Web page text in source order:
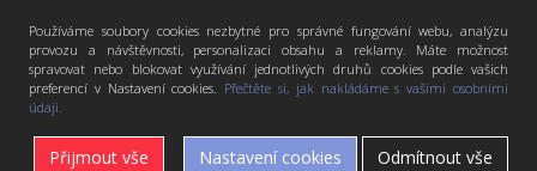
DÁVÁM FOTKÁM DRUHÝ ŽIVOT - PROMĚŇUJI JE V
ORIGINÁLNÍ DÁRKY | TISKNUDARKY.CZ © 2019 - 2026
Používáme soubory cookies nezbytné pro správné fungování webu, analýzu
provozu a návštěvnosti, personalizaci obsahu a reklamy. Máte možnost
spravovat nebo blokovat využívání jednotlivých druhů cookies podle vašich
preferencí v Nastavení cookies. Přečtěte si, jak nakládáme s vašimi osobními
údaji.
Přijmout vše Odmítnout vše
Nastavení cookies